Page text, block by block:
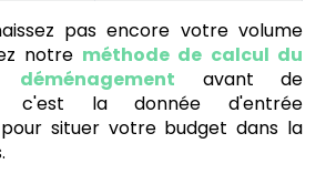
pas encore votre volume
notre méthode de calcul du
avant de
c'est la donnée d'entrée
situer votre budget dans la